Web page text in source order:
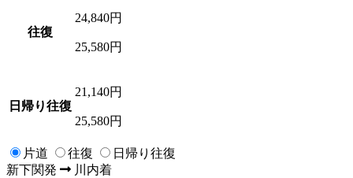
往復
24,840円
25,580円
日帰り往復
21,140円
25,580円
片道 往復
日帰り往復
新下関発 川内着